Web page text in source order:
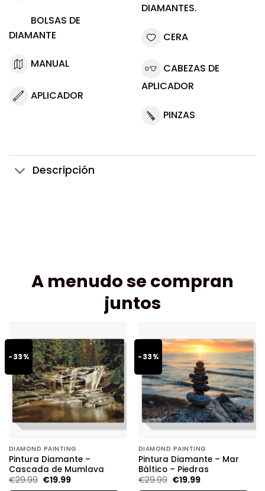
BOLSAS DE
DIAMANTE
MANUAL
APLICADOR
DIAMANTES.
CERA
CABEZAS DE
APLICADOR
PINZAS
Descripción
A menudo se compran
juntos
-33%
DIAMOND PAINTING
Pintura Diamante –
Cascada de Mumlava
€29.99 €19.99
-33%
DIAMOND PAINTING
Pintura Diamante – Mar
Báltico – Piedras
€29.99 €19.99